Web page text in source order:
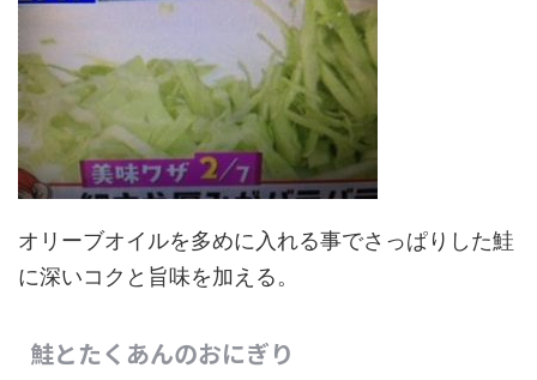
オリーブオイルを多めに入れる事でさっぱりした鮭
に深いコクと旨味を加える。
鮭とたくあんのおにぎり